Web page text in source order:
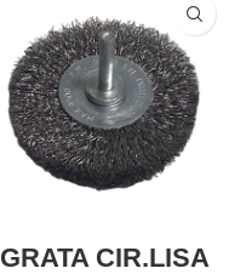
GRATA CIR.LISA